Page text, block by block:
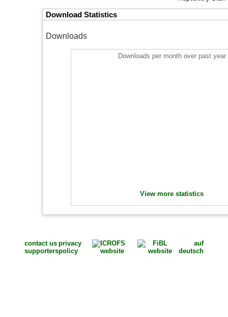
Download Statistics
Downloads
Downloads per month over past year
View more statistics
contact us
supporters
privacy
policy
auf
deutsch